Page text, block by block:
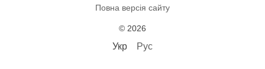
Повна версія сайту
© 2026
Укр Рус